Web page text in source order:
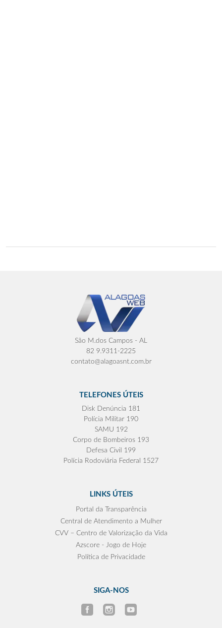
São M.dos Campos - AL
82 9.9311-2225
contato@alagoasnt.com.br
TELEFONES ÚTEIS
Disk Denúncia 181
Polícia Militar 190
SAMU 192
Corpo de Bombeiros 193
Defesa Civil 199
Polícia Rodoviária Federal 1527
LINKS ÚTEIS
Portal da Transparência
Central de Atendimento a Mulher
CVV – Centro de Valorização da Vida
Azscore - Jogo de Hoje
Política de Privacidade
SIGA-NOS